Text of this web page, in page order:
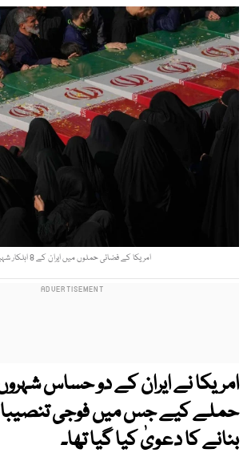
امریکا کے فضائی حملوں میں ایران کے 8 اہلکار شہید
امریکا نے ایران کے دو حساس
حملے کیے جس میں فوجی
بنانے کا دعویٰ کیا گیا تھا۔